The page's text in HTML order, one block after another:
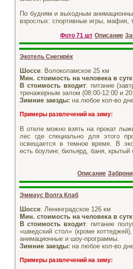
По будням и выходным
взрослых: спортивные игры, мафия,
Фото 71 шт Описание
Экотель Снегирёк
Шоссе: Волоколамское 25 км
Мин. стоимость на человека в
В стоимость входит: питание
тренажерным залом (08:00-12:00 и
Зимние заезды: на любое кол-во
Примеры развлечений на зиму:
В отеле можно взять на прокат
лес где специально для этого
освещается в темное время. В
есть боулинг, бильярд, баня, крытый
Описание
Эммаус Волга Клаб
Шоссе: Ленинградское 126 км
Мин. стоимость на человека в
В стоимость входит: питание
«шведский стол» (кроме
анимационные и шоу-программы.
Зимние заезды: на любое кол-во
Примеры развлечений на зиму: